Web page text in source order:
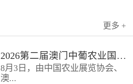
更多 +
2026第二届澳门中葡农业国际博览会北京推介会圆满召开
8月3日，由中国农业展览协会、
澳...